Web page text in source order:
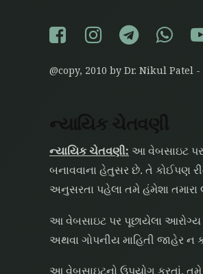
Facebook
Instagram
@copy, 2010 by Dr. Nikul
ન્યાયિક ચેતવણી
ન્યાયિક ચેતવણી: આ વેબસાઇટ પર
બનાવવાના હેતુસર છે. તે કોઈપણ
અનુસરતા પહેલા તમે હંમેશા તમારા
આ વેબસાઇટ પર પૂછાયેલા આરોગ્ય
અથવા ગોપનીય માહિતી જાહેર ન
આ વેબસાઇટનો ઉપયોગ કરતાં, તમે